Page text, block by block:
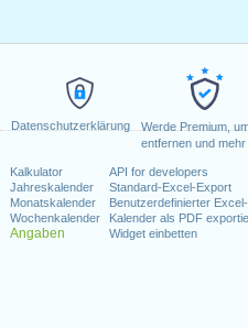
Datenschutzerklärung
Werde Premium,
entfernen und mehr
Kalkulator
Jahreskalender
Monatskalender
Wochenkalender
Angaben
API for developers
Standard-Excel-Export
Benutzerdefinierter
Kalender als PDF
Widget einbetten